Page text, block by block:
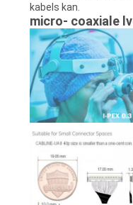
VRAAG
EEN
OFFERTE
SITEMAP
kabels kan.
micro- coaxiale